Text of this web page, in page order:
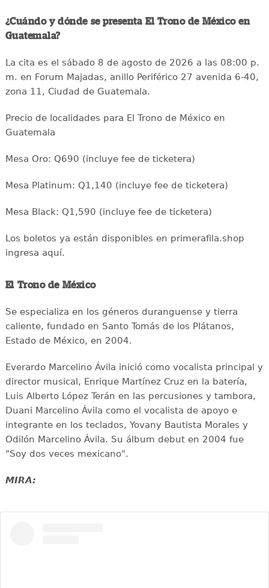
¿Cuándo y dónde se presenta El Trono de México en
Guatemala?
La cita es el sábado 8 de agosto de 2026 a las 08:00 p.
m. en Forum Majadas, anillo Periférico 27 avenida 6-40,
zona 11, Ciudad de Guatemala.
Precio de localidades para El Trono de México en
Guatemala
Mesa Oro: Q690 (incluye fee de ticketera)
Mesa Platinum: Q1,140 (incluye fee de ticketera)
Mesa Black: Q1,590 (incluye fee de ticketera)
Los boletos ya están disponibles en primerafila.shop
ingresa aquí.
El Trono de México
Se especializa en los géneros duranguense y tierra
caliente, fundado en Santo Tomás de los Plátanos,
Estado de México, en 2004.
Everardo Marcelino Ávila inició como vocalista principal y
director musical, Enrique Martínez Cruz en la batería,
Luis Alberto López Terán en las percusiones y tambora,
Duani Marcelino Ávila como el vocalista de apoyo e
integrante en los teclados, Yovany Bautista Morales y
Odilón Marcelino Ávila. Su álbum debut en 2004 fue
"Soy dos veces mexicano".
MIRA: